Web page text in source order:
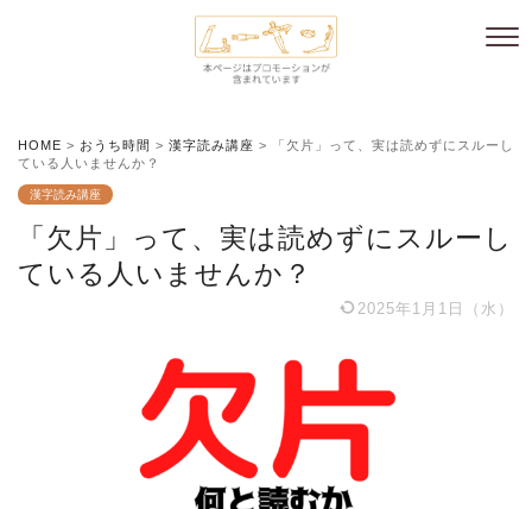
HOME > おうち時間 > 漢字読み講座 >
「欠片」って、実は読めずにスルーし
ている人いませんか？
漢字読み講座
「欠片」って、実は読めずにスルーし
ている人いませんか？
2025年1月1日（水）